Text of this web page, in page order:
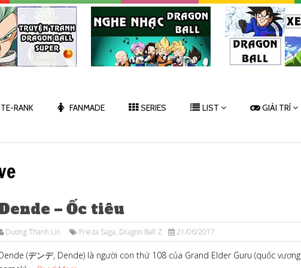
RANK FANMADE SERIES LIST GIẢI TRÍ
– Ốc tiêu
Dương Thanh Lin Frieza Saga, Dragon Ball Z 21/06/2017
(デンデ, Dende) là người con thứ 108 của Grand Elder Guru (quốc vương